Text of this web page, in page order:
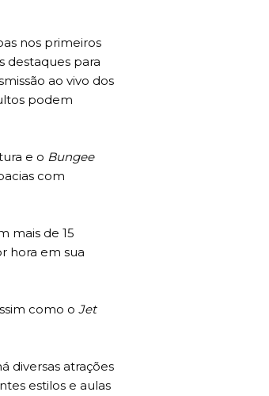
nos primeiros
destaques para
ao vivo dos
podem
e o Bungee
com
mais de 15
hora em sua
como o Jet
diversas atrações
estilos e aulas